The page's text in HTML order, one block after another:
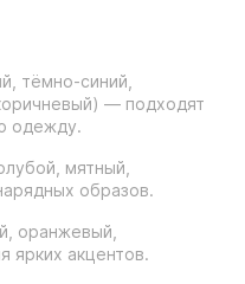
тёмно-синий,
— подходят
одежду.
мятный,
образов.
оранжевый,
ярких акцентов.